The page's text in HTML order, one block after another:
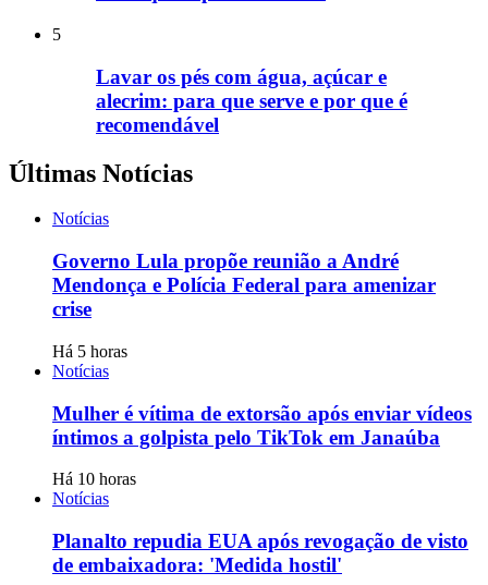
5
Lavar os pés com água, açúcar e
alecrim: para que serve e por que é
recomendável
Últimas Notícias
Notícias
Governo Lula propõe reunião a André
Mendonça e Polícia Federal para amenizar
crise
Há 5 horas
Notícias
Mulher é vítima de extorsão após enviar vídeos
íntimos a golpista pelo TikTok em Janaúba
Há 10 horas
Notícias
Planalto repudia EUA após revogação de visto
de embaixadora: 'Medida hostil'